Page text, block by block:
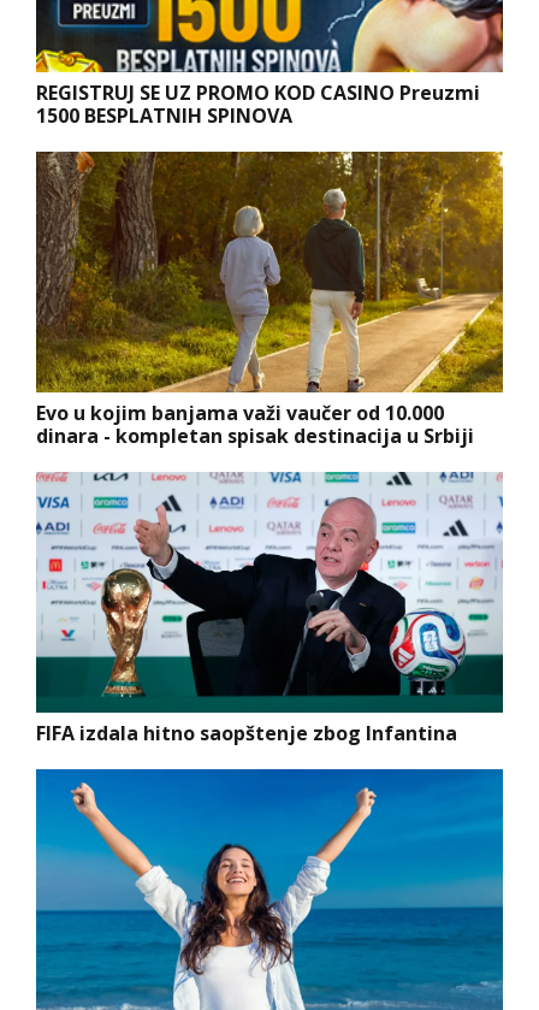
REGISTRUJ SE UZ PROMO KOD CASINO Preuzmi
1500 BESPLATNIH SPINOVA
Evo u kojim banjama važi vaučer od 10.000
dinara - kompletan spisak destinacija u Srbiji
FIFA izdala hitno saopštenje zbog Infantina